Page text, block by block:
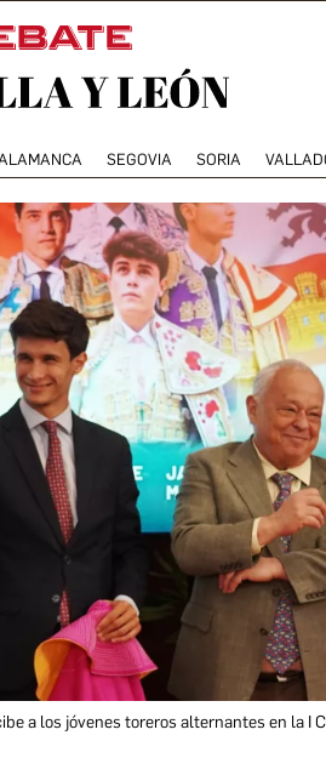
SEGOVIA SORIA
a los jóvenes toreros alternantes en la I